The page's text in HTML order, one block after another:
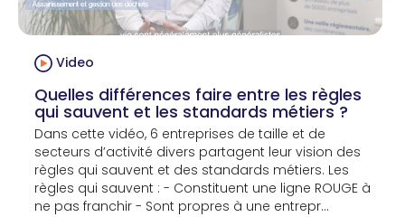
Video
Quelles différences faire entre les règles
qui sauvent et les standards métiers ?
Dans cette vidéo, 6 entreprises de taille et de
secteurs d’activité divers partagent leur vision des
règles qui sauvent et des standards métiers. Les
règles qui sauvent : - Constituent une ligne ROUGE à
ne pas franchir - Sont propres à une entrepr...